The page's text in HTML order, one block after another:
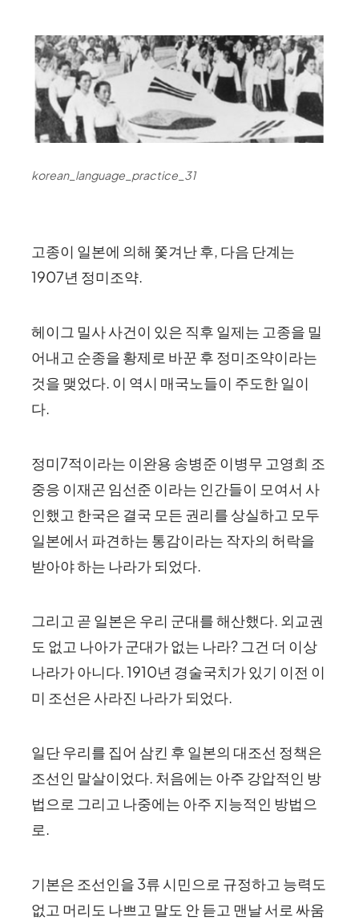
korean_language_practice_31
고종이 일본에 의해 쫓겨난 후, 다음 단계는
1907년 정미조약.
헤이그 밀사 사건이 있은 직후 일제는 고종을 밀
어내고 순종을 황제로 바꾼 후 정미조약이라는
것을 맺었다. 이 역시 매국노들이 주도한 일이
다.
정미7적이라는 이완용 송병준 이병무 고영희 조
중응 이재곤 임선준 이라는 인간들이 모여서 사
인했고 한국은 결국 모든 권리를 상실하고 모두
일본에서 파견하는 통감이라는 작자의 허락을
받아야 하는 나라가 되었다.
그리고 곧 일본은 우리 군대를 해산했다. 외교권
도 없고 나아가 군대가 없는 나라? 그건 더 이상
나라가 아니다. 1910년 경술국치가 있기 이전 이
미 조선은 사라진 나라가 되었다.
일단 우리를 집어 삼킨 후 일본의 대조선 정책은
조선인 말살이었다. 처음에는 아주 강압적인 방
법으로 그리고 나중에는 아주 지능적인 방법으
로.
기본은 조선인을 3류 시민으로 규정하고 능력도
없고 머리도 나쁘고 말도 안 듣고 맨날 서로 싸움